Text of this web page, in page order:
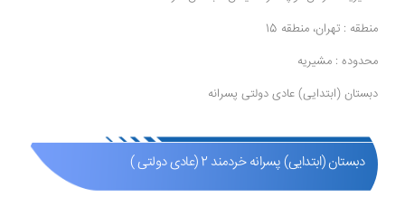
منطقه : تهران، منطقه 15
محدوده : مشیریه
دبستان (ابتدایی) عادی دولتی پسرانه
دبستان (ابتدایی) پسرانه خردمند 2 (عادی دولتی )